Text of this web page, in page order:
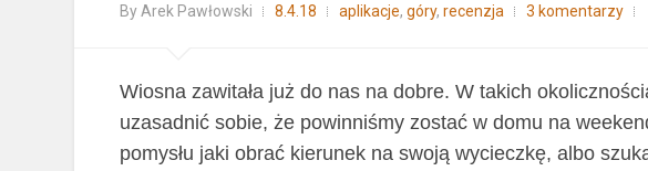
By Arek Pawłowski 8.4.18 aplikacje,góry,recenzja 3 komentarzy
Wiosna zawitała już do nas na dobre. W takich
uzasadnić sobie, że powinniśmy zostać w domu na
pomysłu jaki obrać kierunek na swoją wycieczkę, albo